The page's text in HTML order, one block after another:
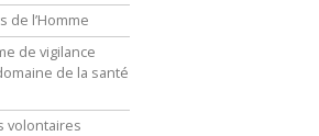
de l’Homme
de vigilance
de la santé
volontaires